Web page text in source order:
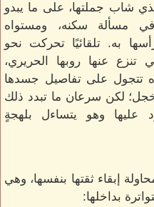
شاب جملتها، على ما يبدو
مسألة سكنه، ومستواه
به. تلقائيًا تحركت نحو
تنزع عنها روبها الحريري،
تتجول على تفاصيل جسدها
لكن سرعان ما تبدد ذلك
عليها وهو يتساءل بلهجةٍ
إبقاء ثقتها بنفسها، وهي
بداخلها: